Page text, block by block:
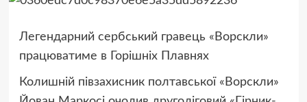
Легендарний сербський гравець «Ворскли»
працюватиме в Горішніх Плавнях
Колишній півзахисник полтавської «Ворскли»